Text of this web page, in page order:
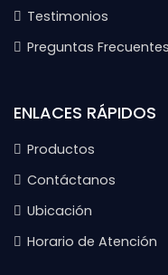
Testimonios
Preguntas Frecuentes
ENLACES RÁPIDOS
Productos
Contáctanos
Ubicación
Horario de Atención